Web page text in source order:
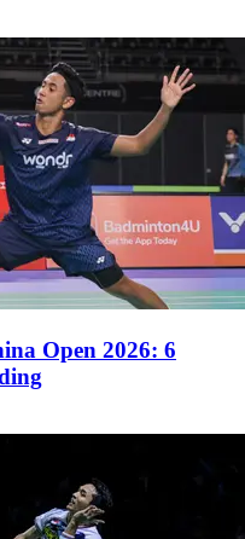
Open 2026: 6